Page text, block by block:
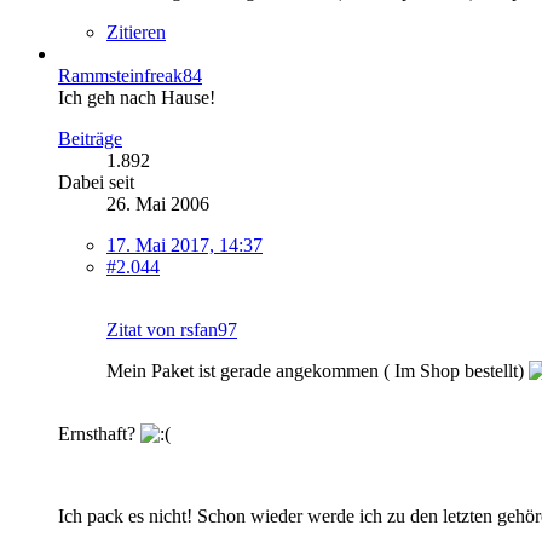
Zitieren
Rammsteinfreak84
Ich geh nach Hause!
Beiträge
1.892
Dabei seit
26. Mai 2006
17. Mai 2017, 14:37
#2.044
Zitat von rsfan97
Mein Paket ist gerade angekommen ( Im Shop bestellt)
Ernsthaft?
Ich pack es nicht! Schon wieder werde ich zu den letzten